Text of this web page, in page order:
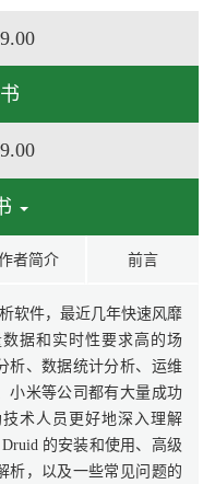
者简介 前言
软件，最近几年快速风靡
据和实时性要求高的场
析、数据统计分析、运维
小米等公司都有大量成功
术人员更好地深入理解
的安装和使用、高级
析，以及一些常见问题的